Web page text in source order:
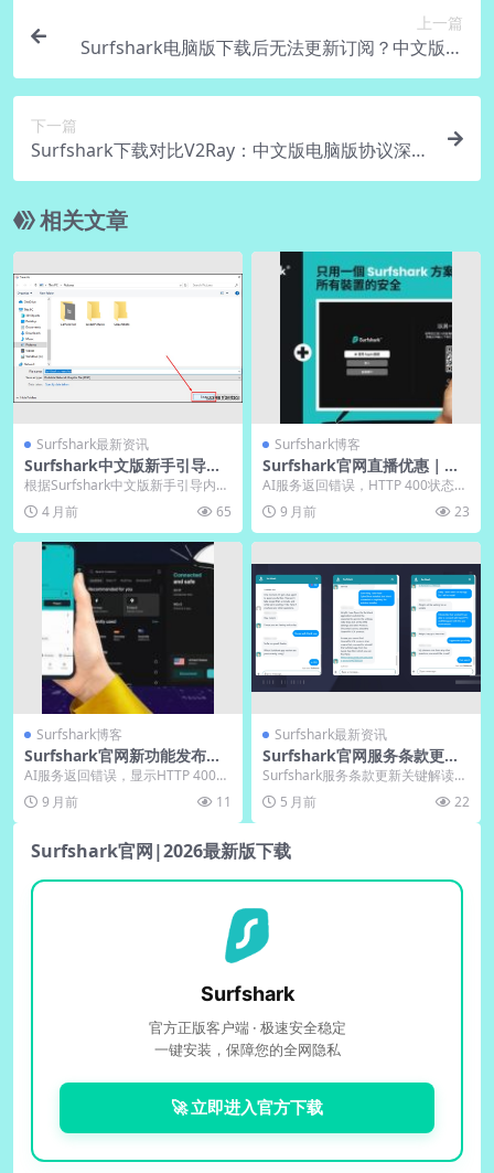
上一篇
Surfshark电脑版下载后无法更新订阅？中文版手
动刷新
下一篇
Surfshark下载对比V2Ray：中文版电脑版协议深度
评测
相关文章
Surfshark最新资讯
Surfshark中文版新手引导教
程中文解说视频
根据Surfshark中文版新手引导内
容，这是一款专为简体中文用户优
化的VPN服...
4 月前 65
Surfshark博客
Surfshark官网直播优惠｜限
时下载送免费月
AI服务返回错误，HTTP 400状态
码。请检查网络连接和请求参数，
确保正确无误...
9 月前 23
Surfshark博客
Surfshark官网新功能发布｜
下载即可体验WireGuard
AI服务返回错误，显示HTTP 400状
态码。请检查网络连接，确保输入
信息格式正...
9 月前 11
Surfshark最新资讯
Surfshark官网服务条款更新
内容重点提示
Surfshark服务条款更新关键解读：
本文提炼隐私政策与用户责任要
点，助你快速...
5 月前 22
Surfshark官网|2026最新版下载
Surfshark
官方正版客户端 · 极速安全稳定
一键安装，保障您的全网隐私
🚀 立即进入官方下载